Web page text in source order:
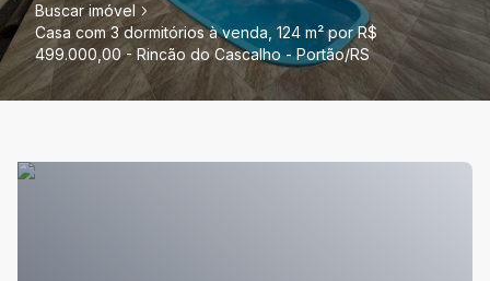
Buscar imóvel
Casa com 3 dormitórios à venda, 124 m² por R$
499.000,00 - Rincão do Cascalho - Portão/RS